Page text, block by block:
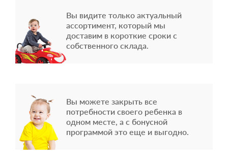
Вы видите только актуальный
ассортимент, который мы
доставим в короткие сроки с
собственного склада.
Вы можете закрыть все
потребности своего ребенка в
одном месте, а с бонусной
программой это еще и выгодно.